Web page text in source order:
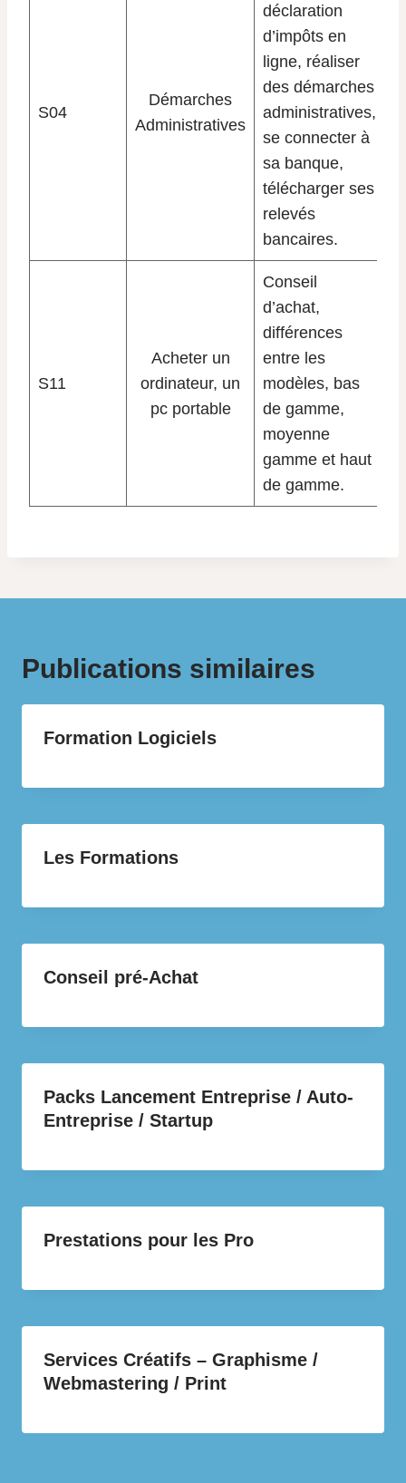
S04
Démarches
Administratives
déclaration
d’impôts en
ligne, réaliser
des démarches
administratives,
se connecter à
sa banque,
télécharger ses
relevés
bancaires.
S11
Acheter un
ordinateur, un
pc portable
Conseil
d’achat,
différences
entre les
modèles, bas
de gamme,
moyenne
gamme et haut
de gamme.
Publications similaires
Formation Logiciels
Les Formations
Conseil pré-Achat
Packs Lancement Entreprise / Auto-
Entreprise / Startup
Prestations pour les Pro
Services Créatifs – Graphisme /
Webmastering / Print